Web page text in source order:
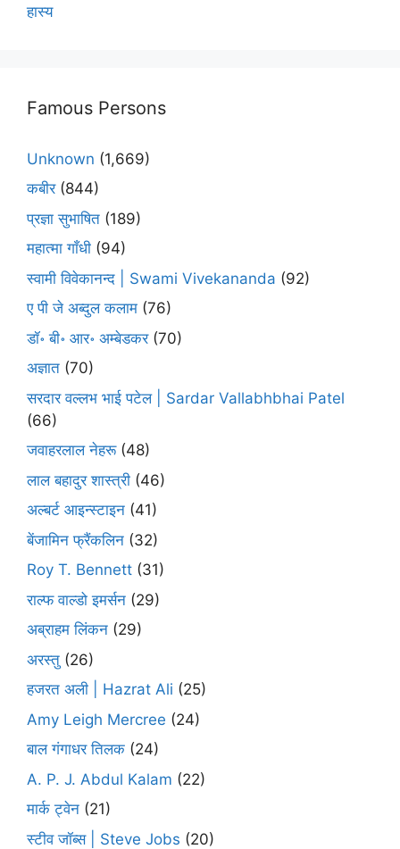
हास्य
Famous Persons
Unknown (1,669)
कबीर(844)
प्रज्ञा सुभाषित (189)
महात्मा गाँधी (94)
स्वामी विवेकानन्द | Swami Vivekananda (92)
ए पी जे अब्दुल कलाम (76)
डॉ॰ बी॰ आर॰ अम्बेडकर(70)
अज्ञात (70)
सरदार वल्लभ भाई पटेल | Sardar Vallabhbhai Patel
(66)
जवाहरलाल नेहरू(48)
लाल बहादुर शास्त्री (46)
अल्बर्ट आइन्स्टाइन (41)
बेंजामिन फ्रैंकलिन (32)
Roy T. Bennett (31)
राल्फ वाल्डो इमर्सन (29)
अब्राहम लिंकन (29)
अरस्तु (26)
हजरत अली | Hazrat Ali (25)
Amy Leigh Mercree (24)
बाल गंगाधर तिलक (24)
A. P. J. Abdul Kalam (22)
मार्क ट्वेन (21)
स्टीव जॉब्स | Steve Jobs (20)